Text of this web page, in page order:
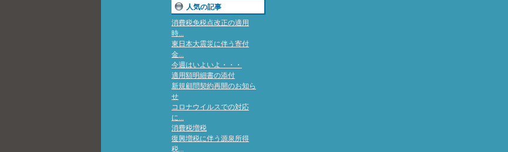
人気の記事
消費税免税点改正の適用
時...
東日本大震災に伴う寄付
金...
今週はいよいよ・・・
適用額明細書の添付
新規顧問契約再開のお知ら
せ
コロナウイルスでの対応
に...
消費税増税
復興増税に伴う源泉所得
税...